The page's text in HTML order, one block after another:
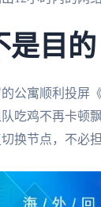
是目
公寓顺利投屏
吃鸡不再卡顿
换节点，不必